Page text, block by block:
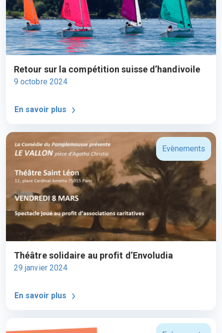
Retour sur la compétition suisse d’handivoile
9 octobre 2024
En savoir plus
Evènements
Théâtre solidaire au profit d’Envoludia
29 janvier 2024
En savoir plus